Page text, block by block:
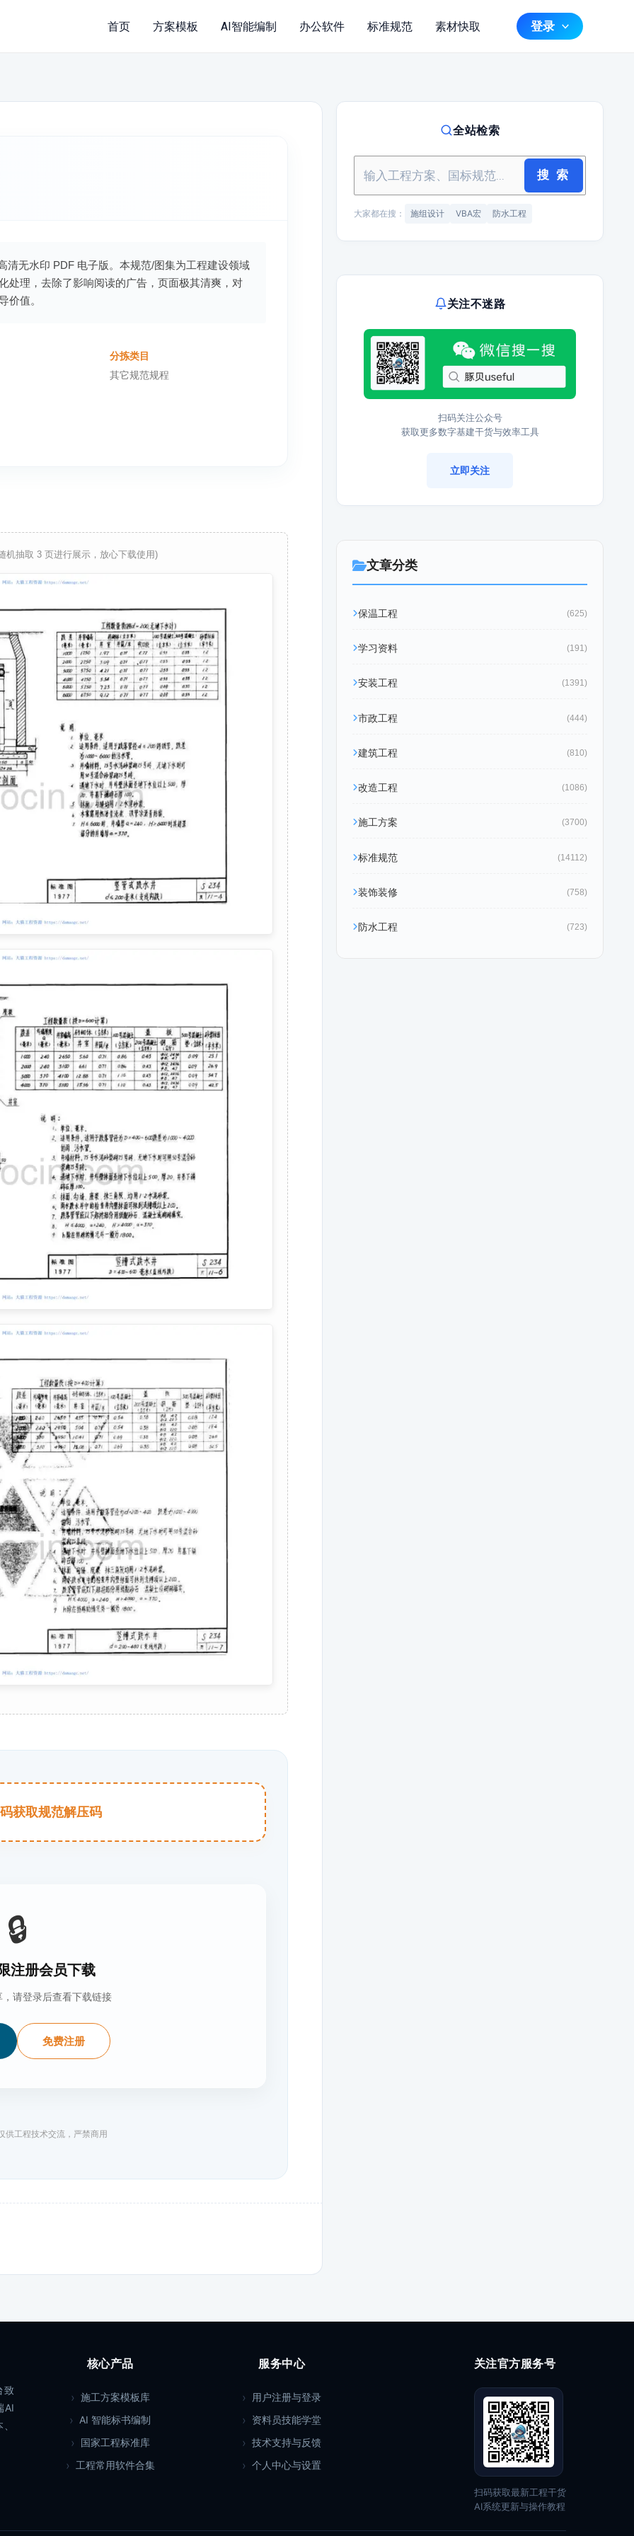
首页 方案模板 AI智能编制 办公软件 标准规范 素材快取 登录
清无水印 PDF 电子版。本规范/图集为工程建设领域
处理，去除了影响阅读的广告，页面极其清爽，对
价值。
分拣类目
其它规范规程
机抽取 3 页进行展示，放心下载使用)
获取规范解压码
🔒
注册会员下载
请登录后查看下载链接
免费注册
供工程技术交流，严禁商用
全站检索
搜 索
大家都在搜： 施组设计 VBA宏 防水工程
关注不迷路
扫码关注公众号
获取更多数字基建干货与效率工具
立即关注
文章分类
保温工程 (625)
学习资料 (191)
安装工程 (1391)
市政工程 (444)
建筑工程 (810)
改造工程 (1086)
施工方案 (3700)
标准规范 (14112)
装饰装修 (758)
防水工程 (723)
致
AI
核心产品
施工方案模板库
AI 智能标书编制
国家工程标准库
工程常用软件合集
服务中心
用户注册与登录
资料员技能学堂
技术支持与反馈
个人中心与设置
关注官方服务号
扫码获取最新工程干货
AI系统更新与操作教程